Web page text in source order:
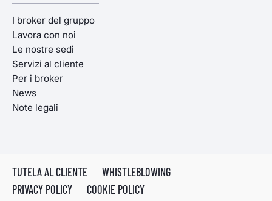
I broker del gruppo
Lavora con noi
Le nostre sedi
Servizi al cliente
Per i broker
News
Note legali
TUTELA AL CLIENTE
WHISTLEBLOWING
PRIVACY POLICY
COOKIE POLICY